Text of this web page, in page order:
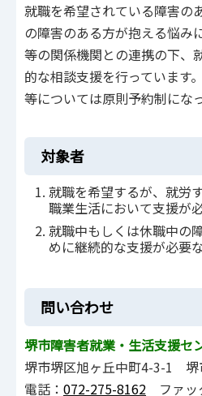
就職を希望されている障害の
の障害のある方が抱える悩み
等の関係機関との連携の下、
的な相談支援を行っています
等については原則予約制にな
対象者
就職を希望するが、就労
職業生活において支援が
就職中もしくは休職中の
めに継続的な支援が必要
問い合わせ
堺市障害者就業・生活支援
堺市堺区旭ヶ丘中町4-3-1 堺
電話： 072-275-8162 ファッ